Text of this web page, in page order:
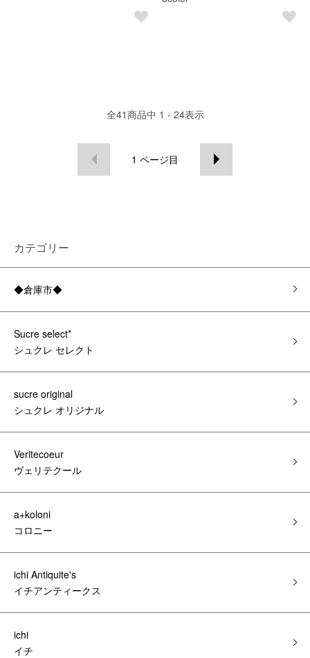
全41商品中 1 - 24表示
1 ページ目
カテゴリー
◆倉庫市◆
Sucre select*
シュクレ セレクト
sucre original
シュクレ オリジナル
Veritecoeur
ヴェリテクール
a+koloni
コロニー
ichi Antiquite's
イチアンティークス
ichi
イチ